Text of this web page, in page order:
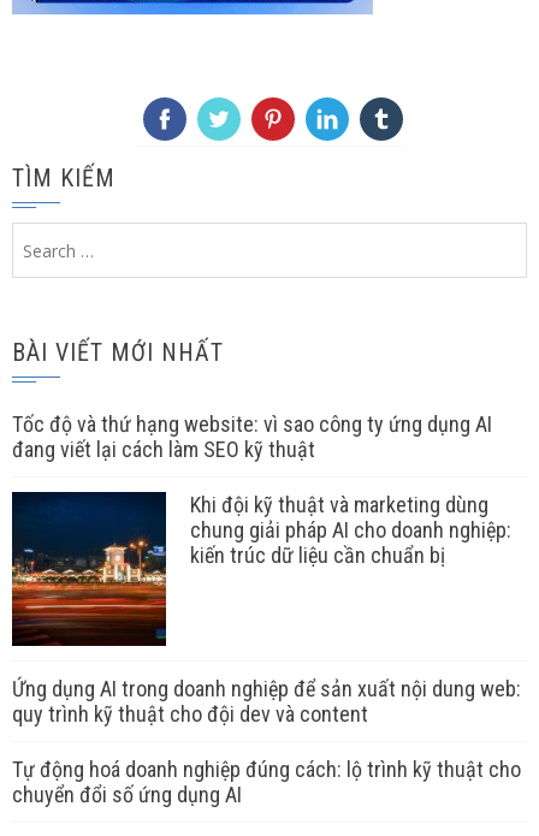
TÌM KIẾM
BÀI VIẾT MỚI NHẤT
Tốc độ và thứ hạng website: vì sao công ty ứng dụng AI
đang viết lại cách làm SEO kỹ thuật
Khi đội kỹ thuật và marketing dùng
chung giải pháp AI cho doanh nghiệp:
kiến trúc dữ liệu cần chuẩn bị
Ứng dụng AI trong doanh nghiệp để sản xuất nội dung web:
quy trình kỹ thuật cho đội dev và content
Tự động hoá doanh nghiệp đúng cách: lộ trình kỹ thuật cho
chuyển đổi số ứng dụng AI